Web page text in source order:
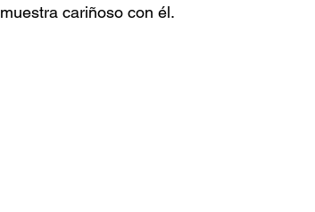
muestra cariñoso con él.